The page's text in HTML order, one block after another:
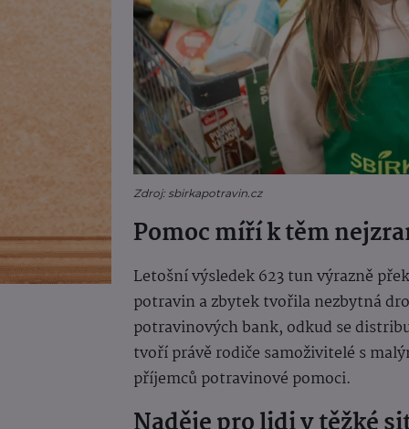
Zdroj: sbirkapotravin.cz
Pomoc míří k těm
Letošní výsledek 623 tun výrazně
potravin a zbytek tvořila nezbytná
potravinových bank, odkud se
tvoří právě rodiče samoživitelé s
příjemců potravinové pomoci.